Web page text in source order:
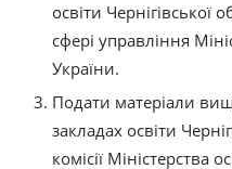
освіти Чернігівської
сфері управління
України.
Подати матеріали
закладах освіти
комісії Міністерства